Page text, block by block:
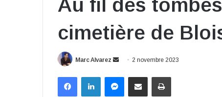
Au fil des
cimetière de
Marc Alvarez
Envoyer
courriel
2 novembre 2023
FacebookLinkedinMessenger
Partager par email Imprimer